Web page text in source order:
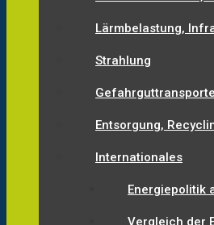
Lärmbelastung,
Strahlung
Gefahrguttransporte
Entsorgung,
Internationales
Energiepolitik
Vergleich der